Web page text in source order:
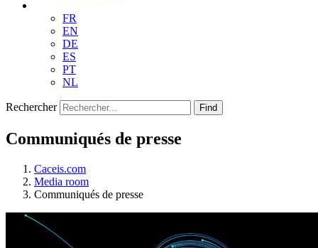
FR
EN
DE
ES
PT
NL
Rechercher Find
Communiqués de presse
Caceis.com
Media room
Communiqués de presse